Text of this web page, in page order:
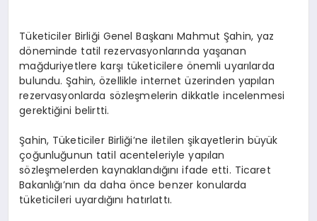
Tüketiciler Birliği Genel Başkanı Mahmut Şahin, yaz
döneminde tatil rezervasyonlarında yaşanan
mağduriyetlere karşı tüketicilere önemli uyarılarda
bulundu. Şahin, özellikle internet üzerinden yapılan
rezervasyonlarda sözleşmelerin dikkatle incelenmesi
gerektiğini belirtti.
Şahin, Tüketiciler Birliği’ne iletilen şikayetlerin büyük
çoğunluğunun tatil acenteleriyle yapılan
sözleşmelerden kaynaklandığını ifade etti. Ticaret
Bakanlığı’nın da daha önce benzer konularda
tüketicileri uyardığını hatırlattı.